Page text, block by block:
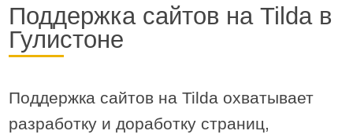
Поддержка сайтов на Tilda в
Гулистоне
Поддержка сайтов на Tilda охватывает
разработку и доработку страниц,